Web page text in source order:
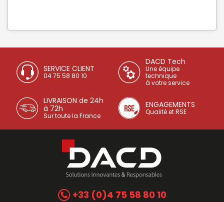
SERVICE CLIENT
04 75 58 80 10
DACD Tech
Une équipe
technique
à votre service
LIVRAISON de 24h
à 72h
Sur toute la France
ENGAGEMENTS
Qualité et RSE
+33 (0)4 75 58 80 10